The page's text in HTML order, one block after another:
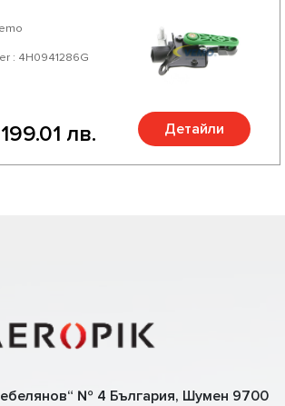
: 4H0941286G
лв. Детайли
№ 4 България, Шумен 9700